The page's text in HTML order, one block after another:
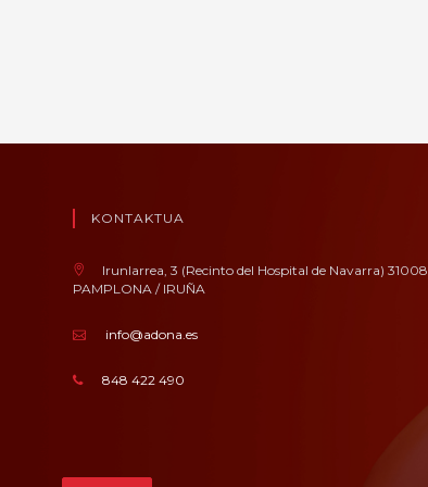
KONTAKTUA
Irunlarrea, 3 (Recinto del Hospital de Navarra) 31008
PAMPLONA / IRUÑA
info@adona.es
848 422 490